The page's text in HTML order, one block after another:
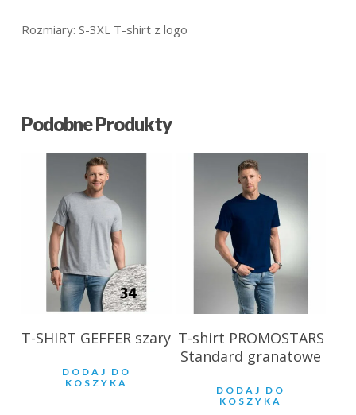
Rozmiary: S-3XL T-shirt z logo
Podobne Produkty
18.59zł
T-SHIRT GEFFER szary
DODAJ DO
KOSZYKA
25.09 zł
T-shirt PROMOSTARS
Standard granatowe
DODAJ DO
KOSZYKA